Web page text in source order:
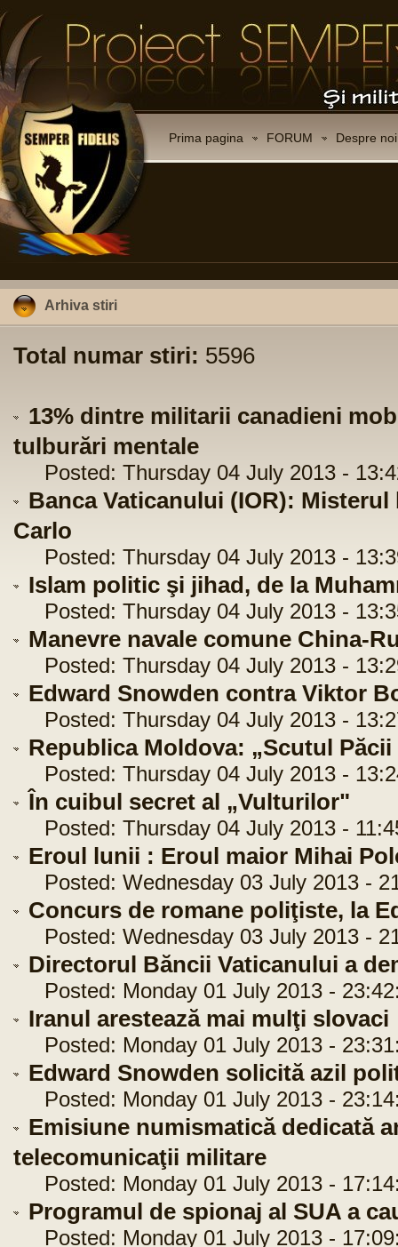
Prima pagina FORUM Despre noi
Arhiva stiri
Total numar stiri: 5596
13% dintre militarii canadieni
tulburări mentale
Posted: Thursday 04 July 2013 -
Banca Vaticanului (IOR):
Carlo
Posted: Thursday 04 July 2013 -
Islam politic şi jihad, de la
Posted: Thursday 04 July 2013 -
Manevre navale comune China-
Posted: Thursday 04 July 2013 -
Edward Snowden contra Viktor
Posted: Thursday 04 July 2013 -
Republica Moldova: „Scutul Păcii
Posted: Thursday 04 July 2013 -
În cuibul secret al „Vulturilor"
Posted: Thursday 04 July 2013 -
Eroul lunii : Eroul maior Mihai
Posted: Wednesday 03 July 2013 -
Concurs de romane poliţiste, la
Posted: Wednesday 03 July 2013 -
Directorul Băncii Vaticanului a
Posted: Monday 01 July 2013 -
Iranul arestează mai mulţi slovaci
Posted: Monday 01 July 2013 -
Edward Snowden solicită azil
Posted: Monday 01 July 2013 -
Emisiune numismatică dedicată
telecomunicaţii militare
Posted: Monday 01 July 2013 -
Programul de spionaj al SUA a
Posted: Monday 01 July 2013 -